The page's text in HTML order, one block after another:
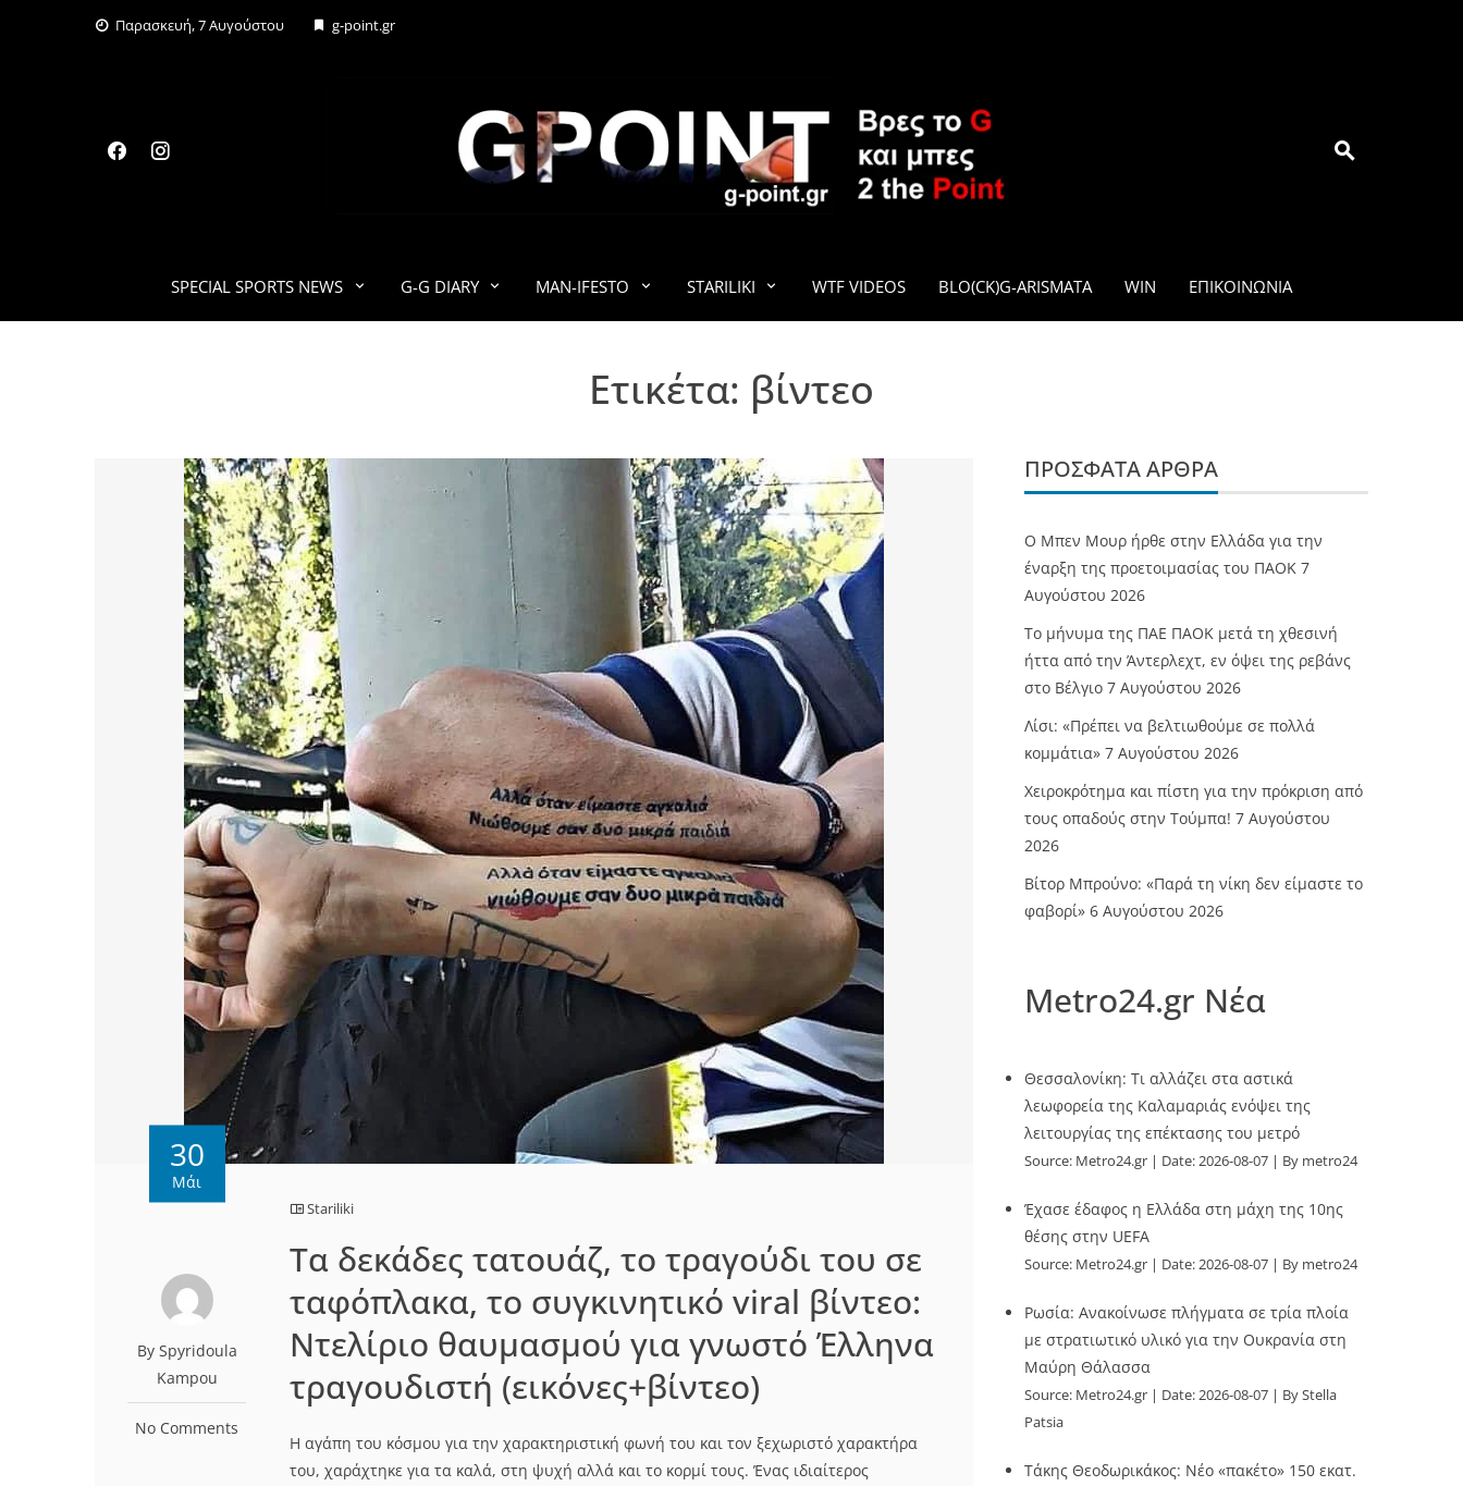
Παρασκευή, 7 Αυγούστου g-point.gr
G-POINT.GR
SPECIAL SPORTS NEWS G-G DIARY MAN-IFESTO STARILIKI WTF VIDEOS BLO(CK)G-ARISMATA WIN ΕΠΙΚΟΙΝΩΝΊΑ
Ετικέτα: βίντεο
30
Μάι
By Spyridoula
Kampou
No Comments
Stariliki
Τα δεκάδες τατουάζ, το τραγούδι του σε
ταφόπλακα, το συγκινητικό viral βίντεο:
Ντελίριο θαυμασμού για γνωστό Έλληνα
τραγουδιστή (εικόνες+βίντεο)
Η αγάπη του κόσμου για την χαρακτηριστική φωνή του και τον ξεχωριστό χαρακτήρα
του, χαράχτηκε για τα καλά, στη ψυχή αλλά και το κορμί τους. Ένας ιδιαίτερος
ΠΡΌΣΦΑΤΑ ΆΡΘΡΑ
O Mπεν Μουρ ήρθε στην Ελλάδα για την
έναρξη της προετοιμασίας του ΠΑΟΚ 7
Αυγούστου 2026
Το μήνυμα της ΠΑΕ ΠΑΟΚ μετά τη χθεσινή
ήττα από την Άντερλεχτ, εν όψει της ρεβάνς
στο Βέλγιο 7 Αυγούστου 2026
Λίσι: «Πρέπει να βελτιωθούμε σε πολλά
κομμάτια» 7 Αυγούστου 2026
Χειροκρότημα και πίστη για την πρόκριση από
τους οπαδούς στην Τούμπα! 7 Αυγούστου
2026
Βίτορ Μπρούνο: «Παρά τη νίκη δεν είμαστε το
φαβορί» 6 Αυγούστου 2026
Metro24.gr Νέα
Θεσσαλονίκη: Τι αλλάζει στα αστικά
λεωφορεία της Καλαμαριάς ενόψει της
λειτουργίας της επέκτασης του μετρό
Source: Metro24.gr Date: 2026-08-07 By metro24
Έχασε έδαφος η Ελλάδα στη μάχη της 10ης
θέσης στην UEFA
Source: Metro24.gr Date: 2026-08-07 By metro24
Ρωσία: Ανακοίνωσε πλήγματα σε τρία πλοία
με στρατιωτικό υλικό για την Ουκρανία στη
Μαύρη Θάλασσα
Source: Metro24.gr Date: 2026-08-07
By Stella
Patsia
Τάκης Θεοδωρικάκος: Νέο «πακέτο» 150 εκατ.